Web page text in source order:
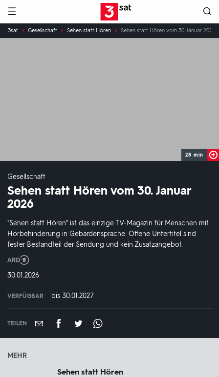
Hauptnavigation 3SAT
Sie
sind
3sat Gesellschaft Sehen statt Hören Sehen statt Hören vom 30. Januar 2026
28 min
Gesellschaft
Sehen statt Hören vom 30. Januar
2026
"Sehen statt Hören" ist das einzige TV-Magazin für Menschen mit
Hörbehinderung in Gebärdensprache. Offene Untertitel sind
fester Bestandteil der Sendung und kein Zusatzangebot.
Produktionsland
und
jahr:
DATUM:
30.01.2026
VERFÜGBAR bis 30.01.2027
TEILEN
MEHR
Sehen statt Hören